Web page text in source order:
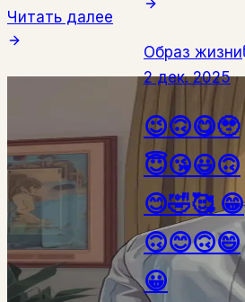
Читать далее
Образ жизни
2 дек. 2025
😉🙃😋🥹
😇😘😃🙃
😊🤣🥰 😁
🙃😊🙃😄
😀